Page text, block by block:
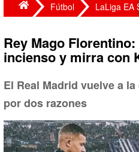
Fútbol LaLiga EA
Rey Mago
incienso y mirra con
El Real Madrid vuelve a
por dos razones